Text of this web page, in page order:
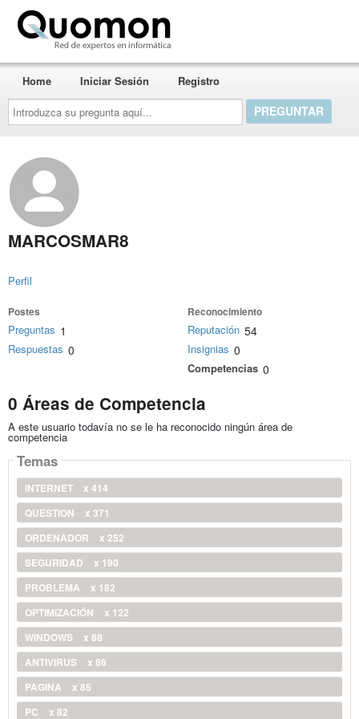
Introduzca
su
pregunta
aquí...
Home Iniciar Sesión Registro
MARCOSMAR8
Perfil
Postes
Preguntas 1
Respuestas 0
Reconocimiento
Reputación 54
Insignias 0
Competencias 0
0 Áreas de Competencia
A este usuario todavía no se le ha reconocido ningún área de
competencia
Temas
INTERNET
x 414
QUESTION
x 371
ORDENADOR
x 252
SEGURIDAD
x 190
PROBLEMA
x 182
OPTIMIZACIÓN
x 122
WINDOWS
x 88
ANTIVIRUS
x 86
PAGINA
x 85
PC
x 82